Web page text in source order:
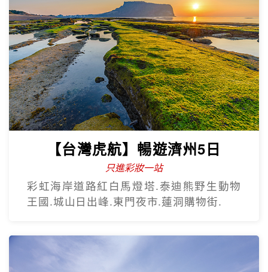
虎航.慶州歷史文化巡禮.松島龍宮雲橋.膠囊
列車.海上纜車.The Bay101.
【台灣虎航】暢遊濟州5日